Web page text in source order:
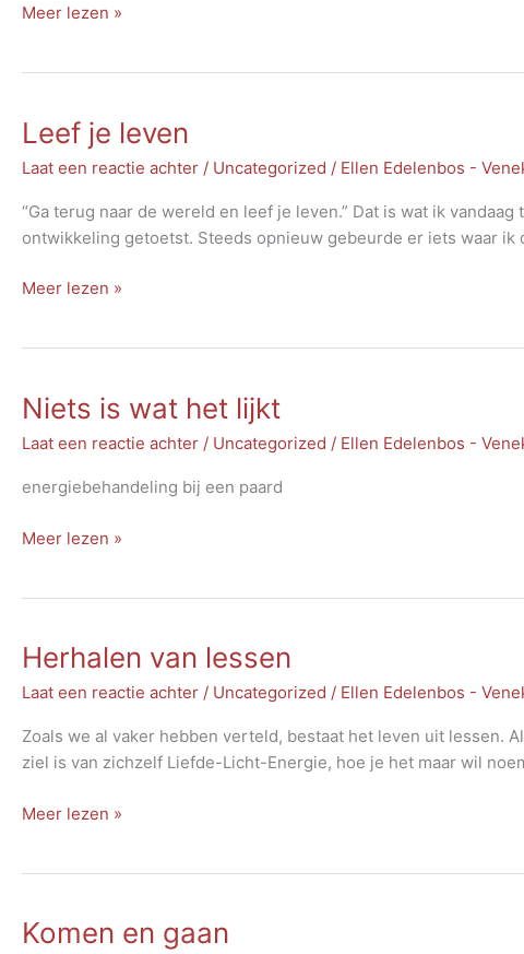
Vinden
Meer lezen »
Leef je leven
Laat een reactie achter / Uncategorized / Ellen Edelenbos -
“Ga terug naar de wereld en leef je leven.” Dat is wat ik
ontwikkeling getoetst. Steeds opnieuw gebeurde er iets waar
Leef
Meer lezen »
Niets is wat het lijkt
Laat een reactie achter / Uncategorized / Ellen Edelenbos -
energiebehandeling bij een paard
Niets
Meer lezen »
Herhalen van lessen
Laat een reactie achter / Uncategorized / Ellen Edelenbos -
Zoals we al vaker hebben verteld, bestaat het leven uit lessen.
ziel is van zichzelf Liefde-Licht-Energie, hoe je het maar wil
Herhalen
Meer lezen »
Komen en gaan